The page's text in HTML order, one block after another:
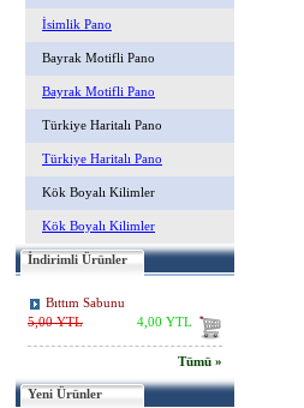
İsimlik Pano
Bayrak Motifli Pano
Bayrak Motifli Pano
Türkiye Haritalı Pano
Türkiye Haritalı Pano
Kök Boyalı Kilimler
Kök Boyalı Kilimler
İndirimli Ürünler
Bıttım Sabunu
5,00 YTL
4,00 YTL
Tümü »
Yeni Ürünler